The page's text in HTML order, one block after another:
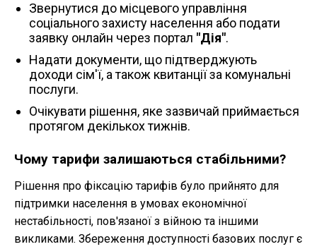
Звернутися до місцевого управління
соціального захисту населення або подати
заявку онлайн через портал "Дія".
Надати документи, що підтверджують
доходи сім'ї, а також квитанції за комунальні
послуги.
Очікувати рішення, яке зазвичай приймається
протягом декількох тижнів.
Чому тарифи залишаються стабільними?
Рішення про фіксацію тарифів було прийнято для
підтримки населення в умовах економічної
нестабільності, пов'язаної з війною та іншими
викликами. Збереження доступності базових послуг є